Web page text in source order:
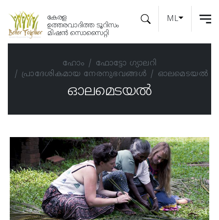
കേരള
ഉത്തരവാദിത്ത ടൂറിസം
മിഷൻ സൊസൈറ്റി
ML
ഹോം
ഫോട്ടോ ഗ്യാലറി
പ്രാദേശികമായ നേരനുഭവങ്ങള്‍
ഓലമെടയല്‍
ഓലമെടയല്‍